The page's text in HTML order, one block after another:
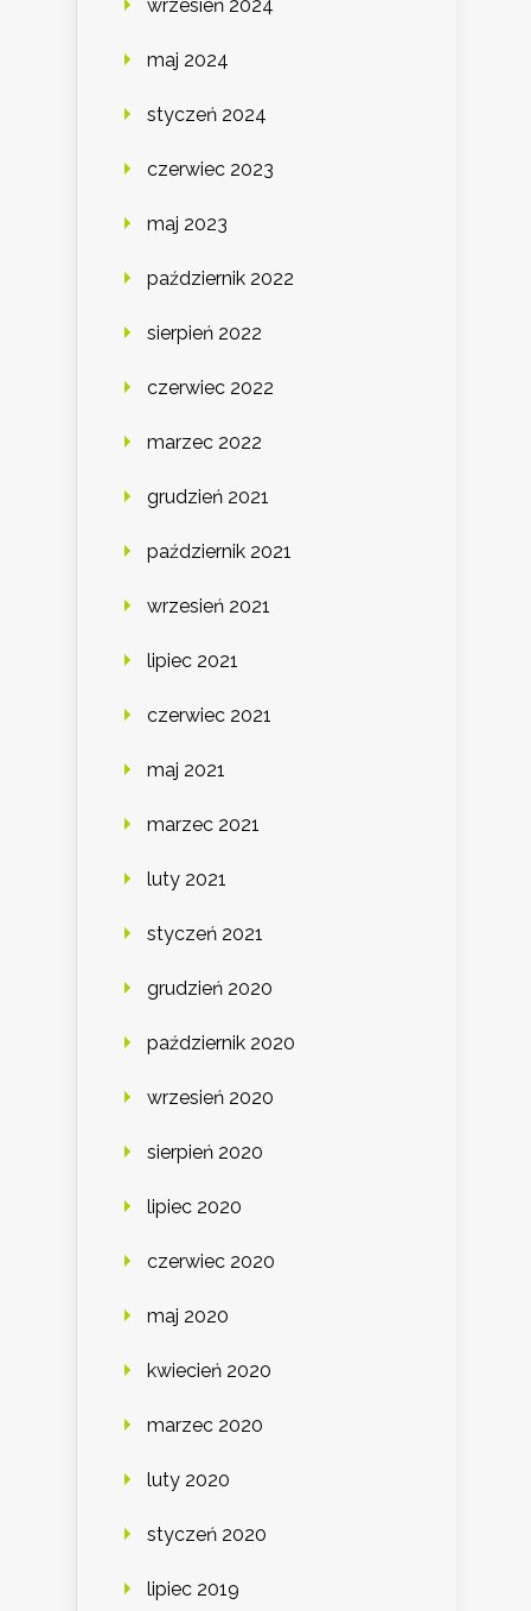
wrzesień 2024
maj 2024
styczeń 2024
czerwiec 2023
maj 2023
październik 2022
sierpień 2022
czerwiec 2022
marzec 2022
grudzień 2021
październik 2021
wrzesień 2021
lipiec 2021
czerwiec 2021
maj 2021
marzec 2021
luty 2021
styczeń 2021
grudzień 2020
październik 2020
wrzesień 2020
sierpień 2020
lipiec 2020
czerwiec 2020
maj 2020
kwiecień 2020
marzec 2020
luty 2020
styczeń 2020
lipiec 2019